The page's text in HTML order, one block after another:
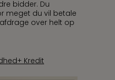
bidder. Du
meget du vil betale
over helt op